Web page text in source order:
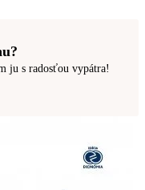
ju s radosťou vypátra!